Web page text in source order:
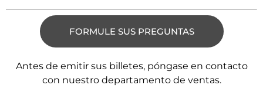
FORMULE SUS PREGUNTAS
Antes de emitir sus billetes, póngase en contacto
con nuestro departamento de ventas.